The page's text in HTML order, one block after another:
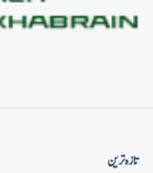
تازہ ترین